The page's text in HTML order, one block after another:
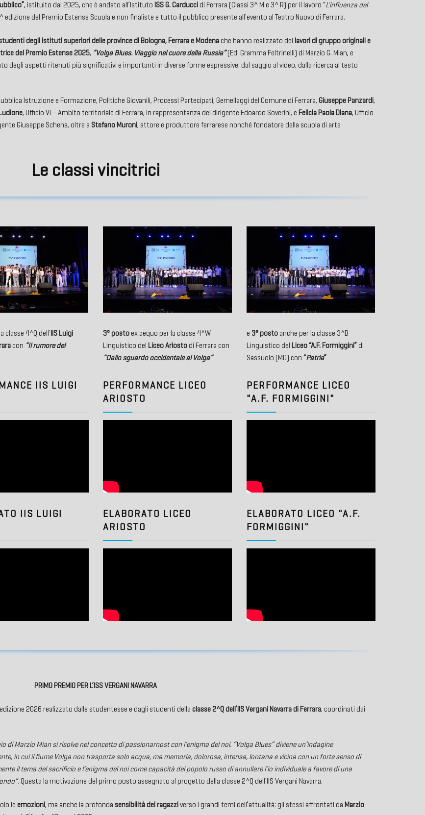
, istituito dal 2025, che è andato all’Istituto ISS G. Carducci di Ferrara (Classi 3^ M e 3^ R) per il lavoro “L’influenza del
del Premio Estense Scuola e non finaliste e tutto il pubblico presente all’evento al Teatro Nuovo di Ferrara.
degli istituti superiori delle province di Bologna, Ferrara e Modena che hanno realizzato dei lavori di gruppo originali e
del Premio Estense 2025, “Volga Blues. Viaggio nel cuore della Russia”(Ed. Gramma Feltrinelli) di Marzio G. Mian, e
degli aspetti ritenuti più significativi e importanti in diverse forme espressive: dal saggio al video, dalla ricerca al testo
Istruzione e Formazione, Politiche Giovanili, Processi Partecipati, Gemellaggi del Comune di Ferrara, Giuseppe Panzardi,
, Ufficio VI – Ambito territoriale di Ferrara, in rappresentanza del dirigente Edoardo Soverini, e Felicia Paola Diana, Ufficio
Giuseppe Schena, oltre a Stefano Muroni, attore e produttore ferrarese nonché fondatore della scuola di arte
Le classi vincitrici
classe 4^Q dell’IIS Luigi
con “Il rumore del
IIS LUIGI
IIS LUIGI
3° posto ex aequo per la classe 4^W
Linguistico del Liceo Ariosto di Ferrara con
“Dallo sguardo occidentale al Volga”
PERFORMANCE LICEO
ARIOSTO
ELABORATO LICEO
ARIOSTO
e 3° postoanche per la classe 3^B
Linguistico del Liceo “A.F. Formiggini” di
Sassuolo (MO) con “Patria”
PERFORMANCE LICEO
"A.F. FORMIGGINI"
ELABORATO LICEO "A.F.
FORMIGGINI"
PRIMO PREMIO PER L’ISS VERGANI NAVARRA
2026 realizzato dalle studentesse e dagli studenti della classe 2^Q dell’IIS Vergani Navarra di Ferrara, coordinati dai
di Marzio Mian si risolve nel concetto di passionarnost con l’enigma del noi. “Volga Blues” diviene un’indagine
in cui il fiume Volga non trasporta solo acqua, ma memoria, dolorosa, intensa, lontana e vicina con un forte senso di
il tema del sacrificio e l’enigma del noi come capacità del popolo russo di annullare l’io individuale a favore di una
Questa la motivazione del primo posto assegnato al progetto della classe 2^Q dell’IIS Vergani Navarra.
le emozioni, ma anche la profonda sensibilità dei ragazziverso i grandi temi dell’attualità: gli stessi affrontati da Marzio